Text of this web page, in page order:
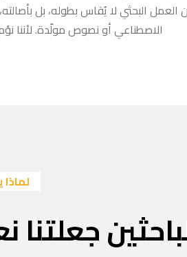
أن العمل البحثي لا يُقاس بطوله، بل
الاصطناعي أو نصوص مولّدة. لأننا